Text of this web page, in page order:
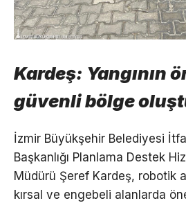
Kardeş: Yangının
güvenli bölge
İzmir Büyükşehir Belediyesi
Başkanlığı Planlama Destek
Müdürü Şeref Kardeş, robotik
kırsal ve engebeli alanlarda